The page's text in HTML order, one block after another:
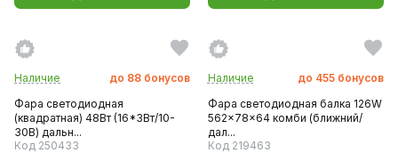
Наличие до 88 бонусов
Фара светодиодная
(квадратная) 48Вт (16*3Вт/10-
30В) дальн...
Код 250433
Наличие до 455 бонусов
Фара светодиодная балка 126W
562x78x64 комби (ближний/
дал...
Код 219463